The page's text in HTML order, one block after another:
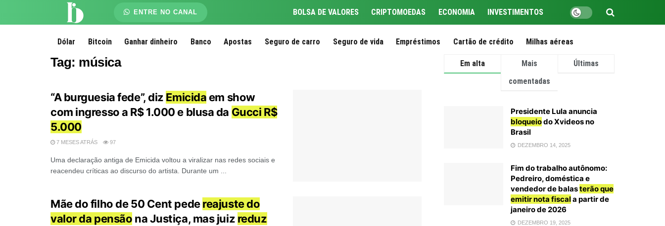
ENTRE NO CANAL BOLSA DE VALORES CRIPTOMOEDAS ECONOMIA INVESTIMENTOS
Dólar Bitcoin Ganhar dinheiro Banco Apostas Seguro de carro Seguro de vida Empréstimos Cartão de crédito Milhas aéreas
Tag: música
“A burguesia fede”, diz Emicida em show
com ingresso a R$ 1.000 e blusa da Gucci R$
5.000
7 MESES ATRÁS 97
Uma declaração antiga de Emicida voltou a viralizar nas redes sociais e
reacendeu críticas ao discurso do artista. Durante um ...
Mãe do filho de 50 Cent pedereajuste do
valor da pensão na Justiça, mas juiz reduz
Em alta
Mais
comentadas
Últimas
Presidente Lula anuncia
bloqueiodo Xvideos no
Brasil
DEZEMBRO 14, 2025
Fim do trabalho autônomo:
Pedreiro, doméstica e
vendedor de balasterão que
emitir nota fiscala partir de
janeiro de 2026
DEZEMBRO 19, 2025